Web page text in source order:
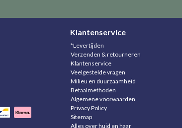
Klantenservice
*Levertijden
Verzenden & retourneren
Klantenservice
Veelgestelde vragen
Milieu en duurzaamheid
Betaalmethoden
Algemene voorwaarden
Privacy Policy
Sitemap
Alles over huid en haar